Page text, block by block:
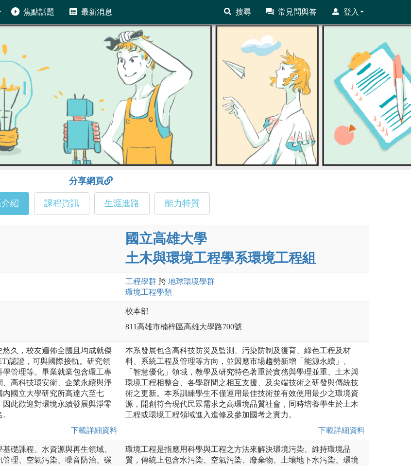
焦點話題 最新消息 搜尋 常見問與答 登入
分享網頁
紹 課程資訊 生涯進路 能力特質
國立高雄大學
土木與環境工程學系環境工程組
工程學群 跨 地球環境學群
環境工程學類
校本部
811高雄市楠梓區高雄大學路700號
久，校友遍佈全國且均成就傑
認證，可與國際接軌。研究領
管理等。畢業就業包含環工專
高科技環安衛、企業永續與淨
國立大學研究所高達六至七
此歡迎對環境永續發展與淨零
下載詳細資料
本系發展包含高科技防災及監測、污染防制及復育、綠色工程及材
料、系統工程及管理等方向，並因應市場趨勢新增「能源永續」、
「智慧優化」領域，教學及研究特色著重於實務與學理並重、土木與
環境工程相整合、各學群間之相互支援、及尖端技術之研發與傳統技
術之更新。本系訓練學生不僅運用最佳技術並有效使用最少之環境資
源，開創符合現代民眾需求之高環境品質社會，同時培養學生於土木
工程或環境工程領域進入進修及參加國考之實力。
下載詳細資料
礎課程、水資源與再生領域、
理、空氣污染、噪音防治、碳
環境工程是指應用科學與工程之方法來解決環境污染、維持環境品
質，傳統上包含水污染、空氣污染、廢棄物、土壤地下水污染、環境